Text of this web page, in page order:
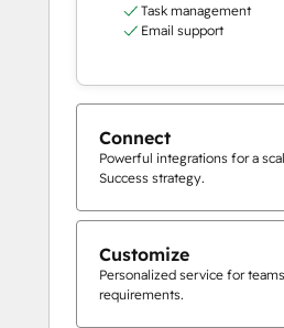
Task management
Email support
Connect
Powerful integrations for a
Success strategy.
Customize
Personalized service for
requirements.